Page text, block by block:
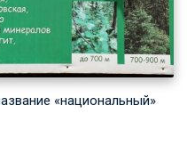
«национальный»